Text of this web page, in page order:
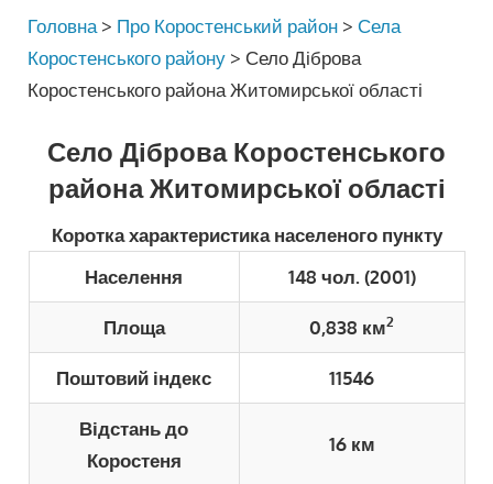
Головна > Про Коростенський район >Села
Коростенського району > Село Діброва
Коростенського района Житомирської області
Село Діброва Коростенського
района Житомирської області
Коротка характеристика населеного пункту
Населення
148 чол. (2001)
Площа 0,838 км2
Поштовий індекс 11546
Відстань до
Коростеня
16 км